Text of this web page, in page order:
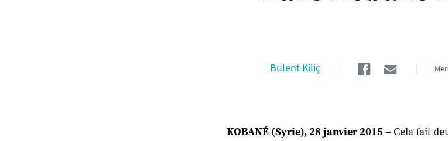
Bülent Kiliç Email
KOBANÉ (Syrie), 28 janvier 2015 – Cela fait